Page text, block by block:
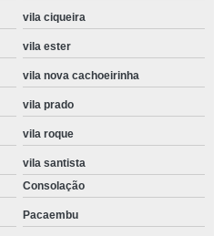
vila ciqueira
vila ester
vila nova cachoeirinha
vila prado
vila roque
vila santista
Consolação
Pacaembu